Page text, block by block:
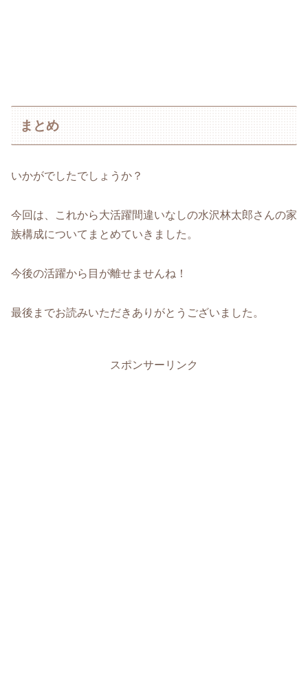
まとめ
いかがでしたでしょうか？
今回は、これから大活躍間違いなしの水沢林太郎さんの家
族構成についてまとめていきました。
今後の活躍から目が離せませんね！
最後までお読みいただきありがとうございました。
スポンサーリンク